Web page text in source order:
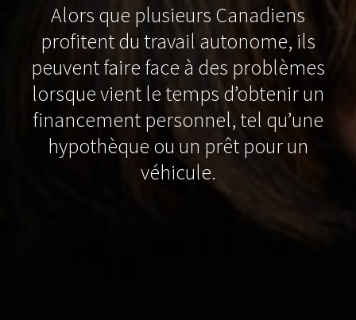
Alors que plusieurs Canadiens
profitent du travail autonome, ils
peuvent faire face à des problèmes
lorsque vient le temps d’obtenir un
financement personnel, tel qu’une
hypothèque ou un prêt pour un
véhicule.